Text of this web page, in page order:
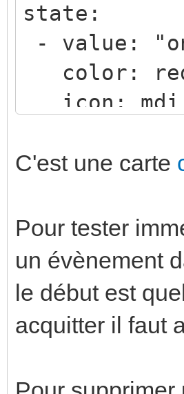
e_adoucisseur
data: {}
mode: single
state:
- value:
color:
icon:
icon:
- blink
- value:
color:
tap_action:
action:
C'est une carte
Pour tester
un évènement
le début est
acquitter il faut